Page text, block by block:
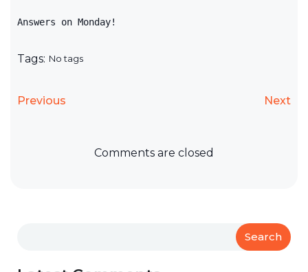
Answers on Monday!
Tags: No tags
Previous Next
Comments are closed
Search